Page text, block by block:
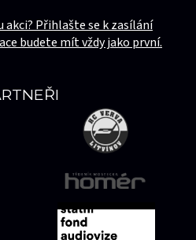
Přihlašte se k zasílání
budete mít vždy jako první.